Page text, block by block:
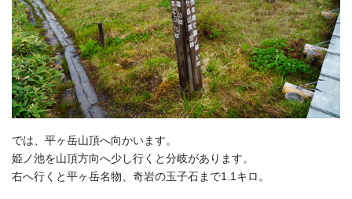
では、平ヶ岳山頂へ向かいます。
姫ノ池を山頂方向へ少し行くと分岐があります。
右へ行くと平ヶ岳名物、奇岩の玉子石まで1.1キロ。